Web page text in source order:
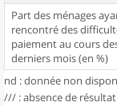
Part des ménages
rencontré des
paiement au cours
derniers mois (en %)
nd : donnée non
/// : absence de